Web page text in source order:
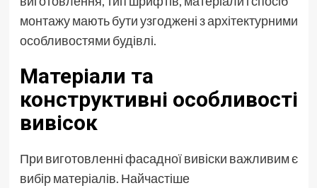
монтажу мають бути узгоджені з архітектурними
особливостями будівлі.
Матеріали та
конструктивні особливості
вивісок
При виготовленні фасадної вивіски важливим є
вибір матеріалів. Найчастіше